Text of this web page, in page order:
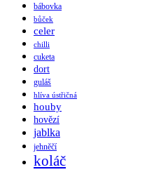
bábovka
bůček
celer
chilli
cuketa
dort
guláš
hlíva ústřičná
houby
hovězí
jablka
jehněčí
koláč